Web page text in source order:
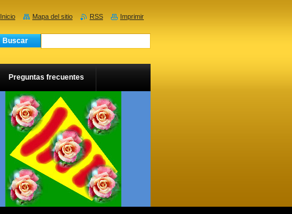
Preguntas frecuentes
Inicio Mapa del sitio RSS Imprimir